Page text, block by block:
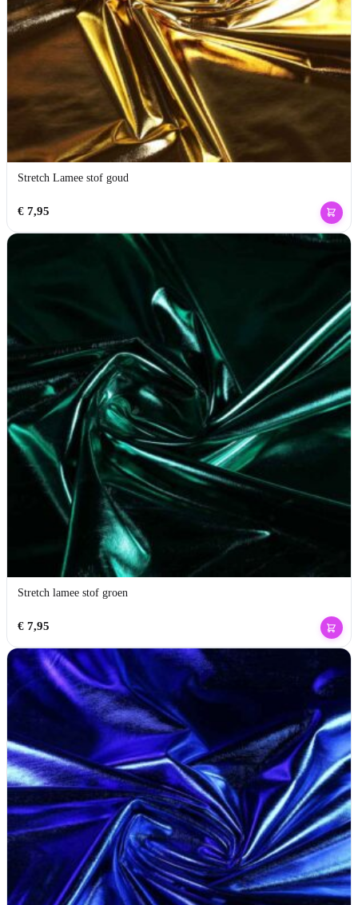
Stretch Lamee stof goud
€7,95
Stretch lamee stof groen
€7,95